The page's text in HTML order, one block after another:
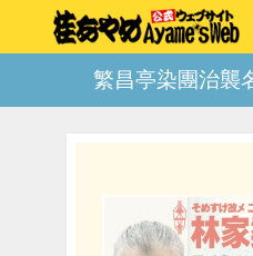
繁昌亭染團治襲